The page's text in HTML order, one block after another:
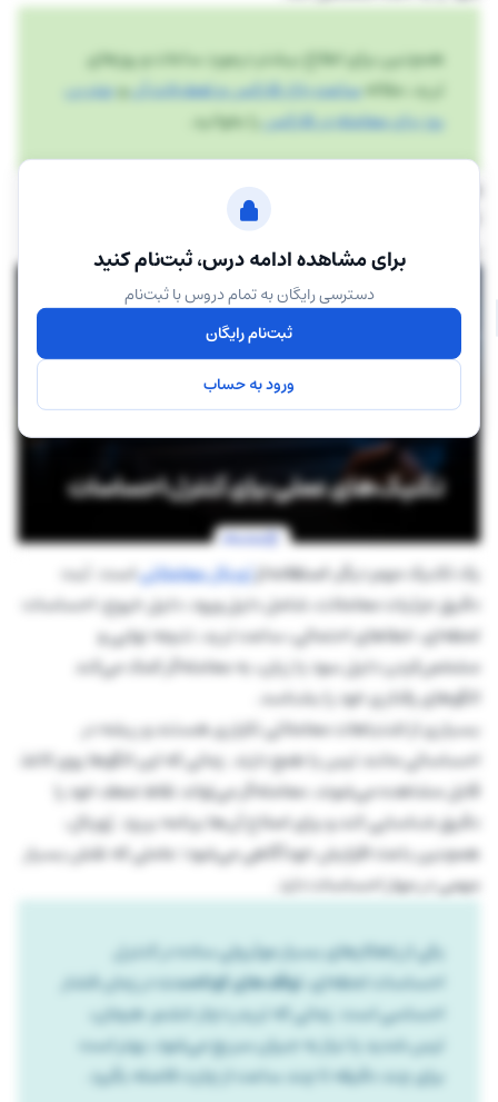
برای مشاهده ادامه درس، ثبت‌نام کنید
دسترسی رایگان به تمام دروس با ثبت‌نام
ثبت‌نام رایگان
ورود به حساب
همچنین برای اطلاع بیشتر درمورد ساعات و روزهای
ترید، مقالهساعت بازار فارکس و تعطیلات آنوبهترین
روز برای معامله در فارکس
را بخوانید.
تحت‌تآثیر نوسانات لحظه‌ای قرار بگیرد و بتواند به‌جای واکنش‌های
سریع، به اصول از پیش‌تعریف‌شده خود پایبند بماند.
یک تکنیک مهم دیگر،استفاده ازژورنال معاملاتیاست. ثبت
دقیق جزئیات معاملات، شامل دلیل ورود، دلیل خروج، احساسات
لحظه‌ای، خطاهای احتمالی، ساعت ترید، نتیجه نهایی و
مشخص‌کردن دلیل سود یا زیان، به معامله‌گر کمک می‌کند
الگوهای رفتاری خود را بشناسد.
بسیاری از اشتباهات معاملاتی تکراری هستند و ریشه در
احساساتی مانند ترس یا طمع دارند. زمانی که این الگوها روی کاغذ
قابل مشاهده می‌شوند، معامله‌گر می‌تواند نقاط ضعف خود را
دقیق شناسایی کند و برای اصلاح آن‌ها برنامه بریزد. ژورنال،
همچنین باعث افزایش خودآگاهی می‌شود؛ عاملی که نقش بسیار
مهمی در مهار احساسات دارد.
یکی از راهکارهای بسیار موثر ولی ساده در کنترل
احساسات لحظه‌ای،توقف‌های کوتاه‌مدتدر زمان فشار
احساسی است. زمانی که تریدر دچار خشم، هیجان،
ترس شدید یا نیاز به جبران سریع می‌شود، بهتر است
برای چند دقیقه تا چند ساعت از چارت فاصله بگیرد.